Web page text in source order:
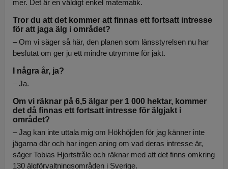
mer. Det är en väldigt enkel matematik.
Tror du att det kommer att finnas ett fortsatt intresse
för att jaga älg i området?
– Om vi säger så här, den planen som länsstyrelsen nu har
beslutat om ger ju ett mindre utrymme för jakt.
I några år, ja?
– Ja.
Om vi räknar på 6,5 älgar per 1 000 hektar, kommer
det då finnas ett fortsatt intresse för älgjakt i
området?
– Jag kan inte uttala mig om Hökhöjden för jag känner inte
jägarna där och har ingen aning om vad deras intresse är,
säger Tobias Hjortstråle och räknar med att det finns omkring
130 älgförvaltningsområden i Sverige.